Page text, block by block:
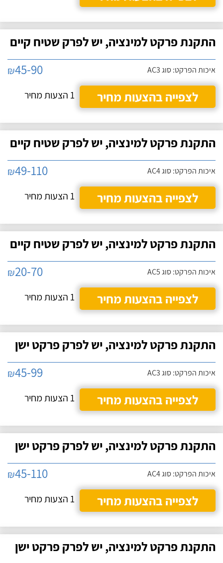
התקנת פרקט למינציה, יש לפרק שטיח קיים
איכות הפרקט: סוג AC3 ₪45-90
לצפייה בהצעות מחיר
1 הצעות מחיר
התקנת פרקט למינציה, יש לפרק שטיח קיים
איכות הפרקט: סוג AC4 ₪49-110
לצפייה בהצעות מחיר
1 הצעות מחיר
התקנת פרקט למינציה, יש לפרק שטיח קיים
איכות הפרקט: סוג AC5 ₪20-70
לצפייה בהצעות מחיר
1 הצעות מחיר
התקנת פרקט למינציה, יש לפרק פרקט ישן
איכות הפרקט: סוג AC3 ₪45-99
לצפייה בהצעות מחיר
1 הצעות מחיר
התקנת פרקט למינציה, יש לפרק פרקט ישן
איכות הפרקט: סוג AC4 ₪45-110
לצפייה בהצעות מחיר
1 הצעות מחיר
התקנת פרקט למינציה, יש לפרק פרקט ישן